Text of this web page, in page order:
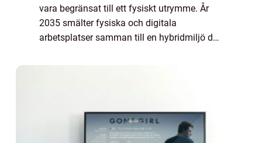
vara begränsat till ett fysiskt utrymme. År
2035 smälter fysiska och digitala
arbetsplatser samman till en hybridmiljö där